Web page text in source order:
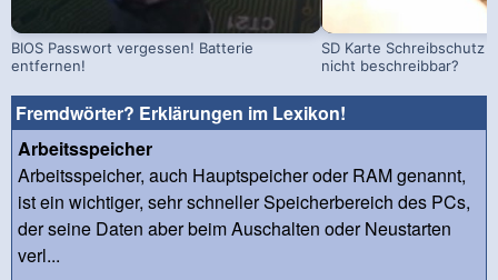
BIOS Passwort vergessen! Batterie
entfernen!
SD Karte Schreibschutz
nicht beschreibbar?
Fremdwörter? Erklärungen im Lexikon!
Arbeitsspeicher
Arbeitsspeicher, auch Hauptspeicher oder RAM genannt,
ist ein wichtiger, sehr schneller Speicherbereich des PCs,
der seine Daten aber beim Auschalten oder Neustarten
verl...